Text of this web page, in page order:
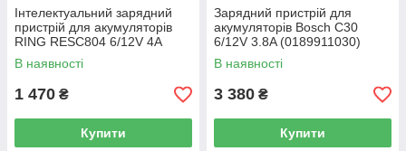
Інтелектуальний зарядний
пристрій для акумуляторів
RING RESC804 6/12V 4A
В наявності
1 470 ₴
Купити
Зарядний пристрій для
акумуляторів Bosch C30
6/12V 3.8A (0189911030)
В наявності
3 380 ₴
Купити